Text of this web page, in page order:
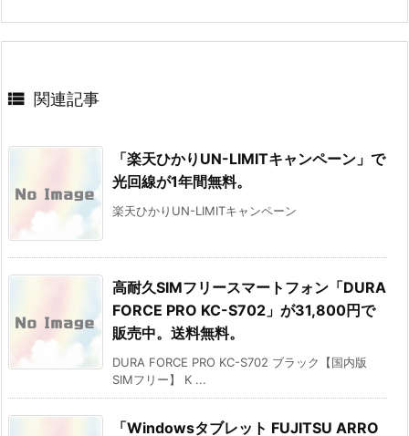
 関連記事
「楽天ひかりUN-LIMITキャンペーン」で
光回線が1年間無料。
楽天ひかりUN-LIMITキャンペーン
高耐久SIMフリースマートフォン「DURA
FORCE PRO KC-S702」が31,800円で
販売中。送料無料。
DURA FORCE PRO KC-S702 ブラック【国内版
SIMフリー】 K ...
「Windowsタブレット FUJITSU ARRO